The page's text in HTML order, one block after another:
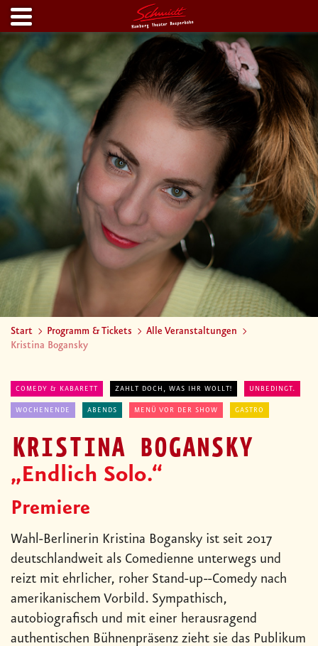
Start Programm & Tickets
Alle Veranstaltungen
Kristina Bogansky
COMEDY & KABARETT ZAHLT DOCH, WAS IHR WOLLT! UNBEDINGT.
WOCHENENDE ABENDS MENÜ VOR DER SHOW GASTRO
KRISTINA BOGANSKY
„Endlich Solo.“
Premiere
Wahl-Berlinerin Kristina Bogansky ist seit 2017
deutschlandweit als Comedienne unterwegs und
reizt mit ehrlicher, roher Stand-up--Comedy nach
amerikanischem Vorbild. Sympathisch,
autobiografisch und mit einer herausragend
authentischen Bühnenpräsenz zieht sie das Publikum